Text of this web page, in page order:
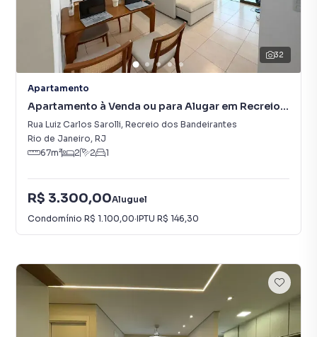
32
Apartamento
Apartamento à Venda ou para Alugar em Recreio
dos Bandeirantes
Rua Luiz Carlos Sarolli, Recreio dos Bandeirantes
Rio de Janeiro, RJ
67m² 2 2 1
R$ 3.300,00Aluguel
Condomínio R$ 1.100,00·IPTU R$ 146,30